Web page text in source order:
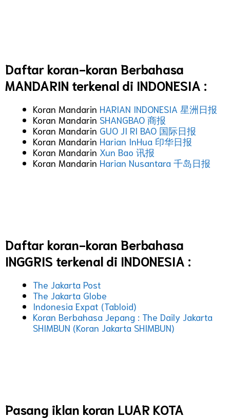
Daftar koran-koran Berbahasa
MANDARIN terkenal di INDONESIA :
Koran Mandarin HARIAN INDONESIA 星洲日报
Koran Mandarin SHANGBAO 商报
Koran Mandarin GUO JI RI BAO 国际日报
Koran Mandarin Harian InHua 印华日报
Koran Mandarin Xun Bao 讯报
Koran Mandarin Harian Nusantara 千岛日报
Daftar koran-koran Berbahasa
INGGRIS terkenal di INDONESIA :
The Jakarta Post
The Jakarta Globe
Indonesia Expat (Tabloid)
Koran Berbahasa Jepang : The Daily Jakarta
SHIMBUN (Koran Jakarta SHIMBUN)
Pasang iklan koran LUAR KOTA